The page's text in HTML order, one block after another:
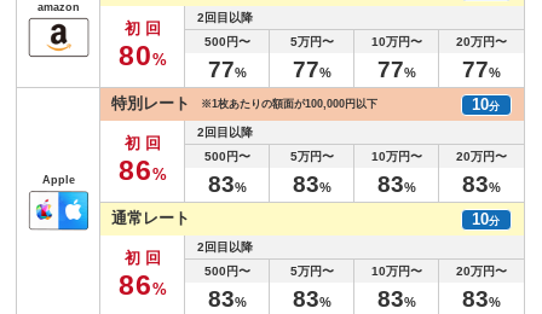
amazon
初回
80%
2回目以降
500円〜
77%
5万円〜
77%
10万円〜
77%
20万円〜
77%
Apple
特別レート ※1枚あたりの額面が100,000円以下 10分
初回
86%
2回目以降
500円〜
83%
5万円〜
83%
10万円〜
83%
20万円〜
83%
通常レート 10分
初回
86%
2回目以降
500円〜
83%
5万円〜
83%
10万円〜
83%
20万円〜
83%